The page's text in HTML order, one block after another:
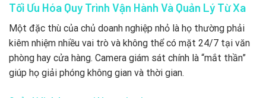
Tối Ưu Hóa Quy Trình Vận Hành Và Quản Lý Từ Xa
Một đặc thù của chủ doanh nghiệp nhỏ là họ thường phải
kiêm nhiệm nhiều vai trò và không thể có mặt 24/7 tại văn
phòng hay cửa hàng. Camera giám sát chính là “mắt thần”
giúp họ giải phóng không gian và thời gian.